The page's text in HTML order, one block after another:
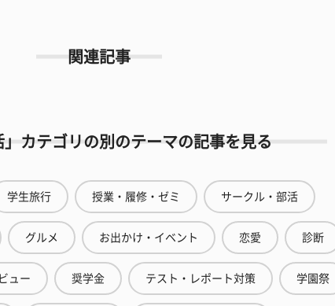
関連記事
」カテゴリの別のテーマの記事を見る
学生旅行 授業・履修・ゼミ サークル・部活
グルメ お出かけ・イベント 恋愛 診断
ュー 奨学金 テスト・レポート対策 学園祭